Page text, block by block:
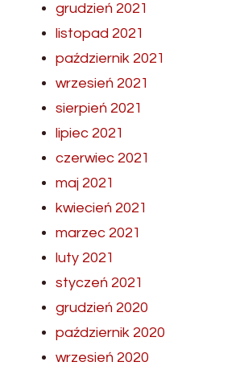
grudzień 2021
listopad 2021
październik 2021
wrzesień 2021
sierpień 2021
lipiec 2021
czerwiec 2021
maj 2021
kwiecień 2021
marzec 2021
luty 2021
styczeń 2021
grudzień 2020
październik 2020
wrzesień 2020